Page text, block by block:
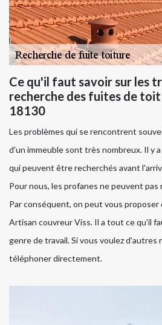
Ce qu'il faut savoir sur les
recherche des fuites de toit
18130
Les problèmes qui se rencontrent
d'un immeuble sont très nombreux. Il y
qui peuvent être recherchés avant
Pour nous, les profanes ne peuvent pas
Par conséquent, on peut vous proposer
Artisan couvreur Viss. Il a tout ce qu'il
genre de travail. Si vous voulez d'autres
téléphoner directement.